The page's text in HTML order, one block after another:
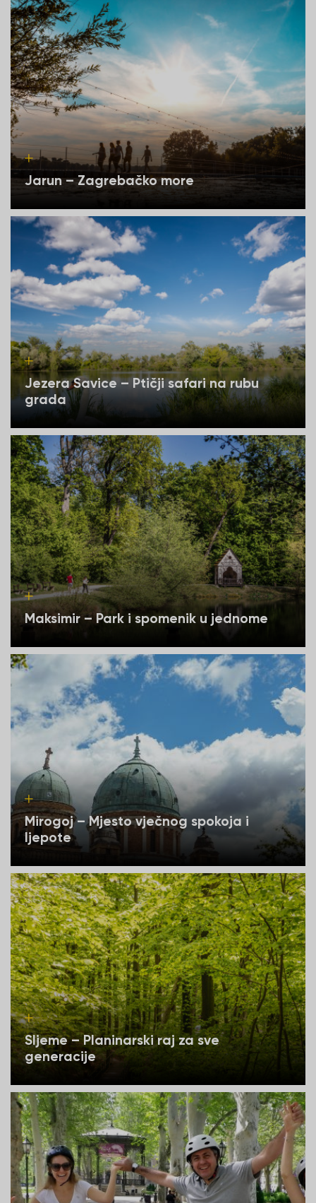
Jarun – Zagrebačko more
Jezera Savice – Ptičji safari na rubu
grada
Maksimir – Park i spomenik u jednome
Mirogoj – Mjesto vječnog spokoja i
ljepote
Sljeme – Planinarski raj za sve
generacije